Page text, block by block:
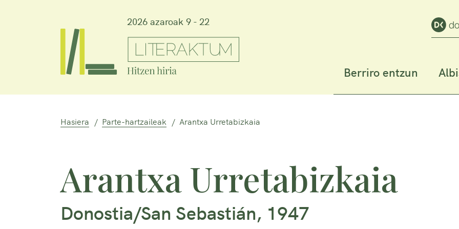
2026 azaroak 9 - 22
Berriro entzun
Hasiera Parte-hartzaileak Arantxa Urretabizkaia
Arantxa Urretabizkaia
Donostia/San Sebastián, 1947